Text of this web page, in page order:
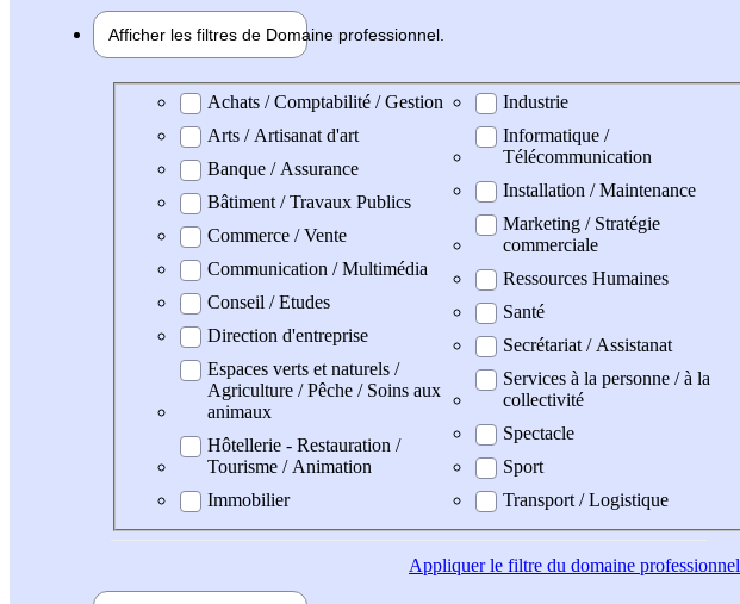
Afficher les filtres de Domaine professionnel
Domaine professionel
Achats / Comptabilité / Gestion
Arts / Artisanat d'art
Banque / Assurance
Bâtiment / Travaux Publics
Commerce / Vente
Communication / Multimédia
Conseil / Etudes
Direction d'entreprise
Espaces verts et naturels /
Agriculture / Pêche / Soins aux
animaux
Hôtellerie - Restauration /
Tourisme / Animation
Immobilier
Industrie
Informatique /
Télécommunication
Installation / Maintenance
Marketing / Stratégie
commerciale
Ressources Humaines
Santé
Secrétariat / Assistanat
Services à la personne / à la
collectivité
Spectacle
Sport
Transport / Logistique
Appliquerle filtre du domaine professionnel